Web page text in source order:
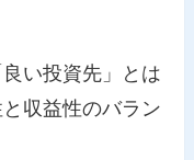
い投資先」とは
収益性のバラン